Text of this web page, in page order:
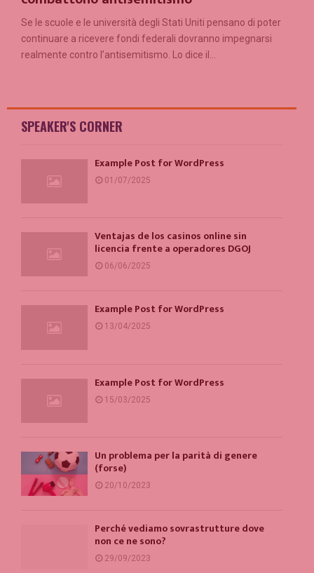
Se le scuole e le università degli Stati Uniti pensano di poter
continuare a ricevere fondi federali dovranno impegnarsi
realmente contro l’antisemitismo. Lo dice il...
SPEAKER'S CORNER
Example Post for WordPress
01/07/2025
Ventajas de los casinos online sin
licencia frente a operadores DGOJ
06/06/2025
Example Post for WordPress
13/04/2025
Example Post for WordPress
15/03/2025
Un problema per la parità di genere
(forse)
20/10/2023
Perché vediamo sovrastrutture dove
non ce ne sono?
29/09/2023